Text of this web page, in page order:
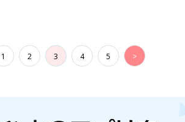
1 2 3 4 5 >